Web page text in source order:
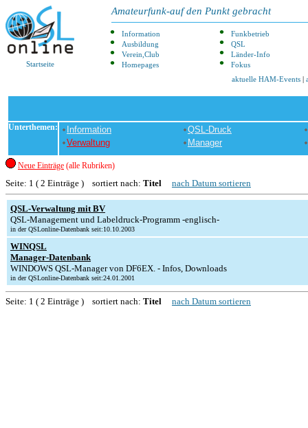
Startseite
Amateurfunk-auf den Punkt gebracht
Information
Funkbetrieb
Ausbildung
QSL
Verein,Club
Länder-Info
Homepages
Fokus
aktuelle HAM-Events
Unterthemen: Information
QSL-Druck
Verwaltung
Manager
Neue Einträge (alle Rubriken)
Seite: 1 ( 2 Einträge ) sortiert nach: Titel nach Datum sortieren
QSL-Verwaltung mit BV
QSL-Management und Labeldruck-Programm -englisch-
in der QSLonline-Datenbank seit:10.10.2003
WINQSL
Manager-Datenbank
WINDOWS QSL-Manager von DF6EX. - Infos, Downloads
in der QSLonline-Datenbank seit:24.01.2001
Seite: 1 ( 2 Einträge ) sortiert nach: Titel nach Datum sortieren